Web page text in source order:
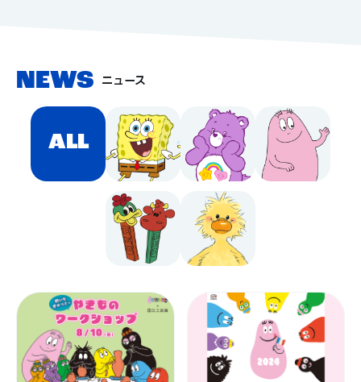
NEWS ニュース
ALL